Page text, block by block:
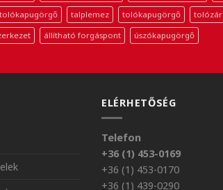
talplemez tolókapugörgő tolózár
állítható forgáspont úszókapugörgő
ELÉRHETŐSÉG
Telefon
+36 (1) 453-0169
+36 (1) 453-0170
+36 (1) 439-0290